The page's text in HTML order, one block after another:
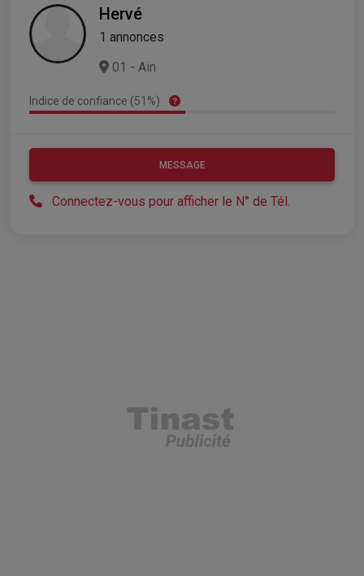
Hervé
1 annonces
01 - Ain
Indice de confiance (51%)
MESSAGE
Connectez-vous pour afficher le N° de Tél.